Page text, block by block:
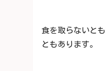
食を取らないと
ともあります。